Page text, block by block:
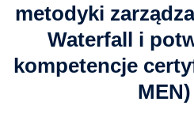
metodyki
Waterfall i
kompetencje